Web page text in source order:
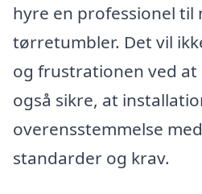
hyre en professionel
tørretumbler. Det vil
og frustrationen ved at
også sikre, at
overensstemmelse
standarder og krav.